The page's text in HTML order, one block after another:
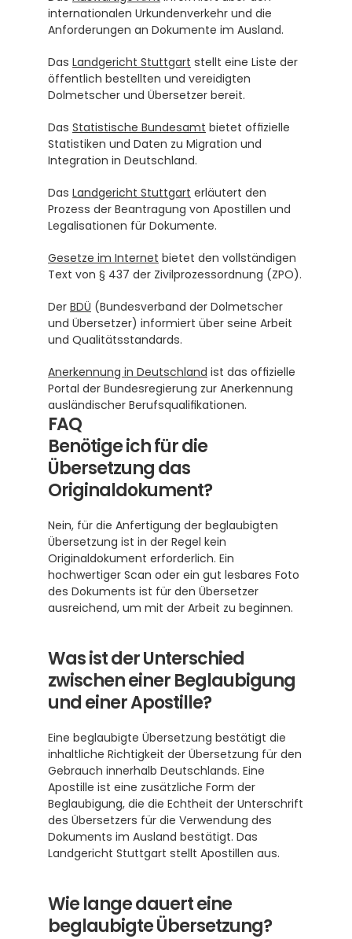
internationalen Urkundenverkehr und die
Anforderungen an Dokumente im Ausland.
Das Landgericht Stuttgart stellt eine Liste der
öffentlich bestellten und vereidigten
Dolmetscher und Übersetzer bereit.
Das Statistische Bundesamt bietet offizielle
Statistiken und Daten zu Migration und
Integration in Deutschland.
Das Landgericht Stuttgart erläutert den
Prozess der Beantragung von Apostillen und
Legalisationen für Dokumente.
Gesetze im Internet bietet den vollständigen
Text von § 437 der Zivilprozessordnung (ZPO).
Der BDÜ (Bundesverband der Dolmetscher
und Übersetzer) informiert über seine Arbeit
und Qualitätsstandards.
Anerkennung in Deutschland ist das offizielle
Portal der Bundesregierung zur Anerkennung
ausländischer Berufsqualifikationen.
FAQ
Benötige ich für die
Übersetzung das
Originaldokument?
Nein, für die Anfertigung der beglaubigten
Übersetzung ist in der Regel kein
Originaldokument erforderlich. Ein
hochwertiger Scan oder ein gut lesbares Foto
des Dokuments ist für den Übersetzer
ausreichend, um mit der Arbeit zu beginnen.
Was ist der Unterschied
zwischen einer Beglaubigung
und einer Apostille?
Eine beglaubigte Übersetzung bestätigt die
inhaltliche Richtigkeit der Übersetzung für den
Gebrauch innerhalb Deutschlands. Eine
Apostille ist eine zusätzliche Form der
Beglaubigung, die die Echtheit der Unterschrift
des Übersetzers für die Verwendung des
Dokuments im Ausland bestätigt. Das
Landgericht Stuttgart stellt Apostillen aus.
Wie lange dauert eine
beglaubigte Übersetzung?